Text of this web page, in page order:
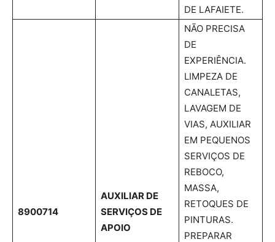
DE LAFAIETE.
8900714
AUXILIAR DE
SERVIÇOS DE
APOIO
NÃO PRECISA
DE
EXPERIÊNCIA.
LIMPEZA DE
CANALETAS,
LAVAGEM DE
VIAS, AUXILIAR
EM PEQUENOS
SERVIÇOS DE
REBOCO,
MASSA,
RETOQUES DE
PINTURAS.
PREPARAR